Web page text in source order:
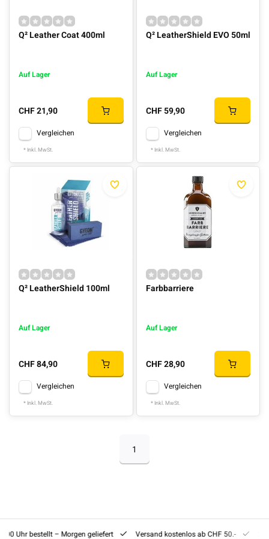
Q² Leather Coat 400ml
Auf Lager
CHF 21,90
Vergleichen
* Inkl. MwSt.
Q² LeatherShield EVO 50ml
Auf Lager
CHF 59,90
Vergleichen
* Inkl. MwSt.
Q² LeatherShield 100ml
Auf Lager
CHF 84,90
Vergleichen
* Inkl. MwSt.
Farbbarriere
Auf Lager
CHF 28,90
Vergleichen
* Inkl. MwSt.
1
Uhr bestellt – Morgen geliefert Versand kostenlos ab CHF 50.-